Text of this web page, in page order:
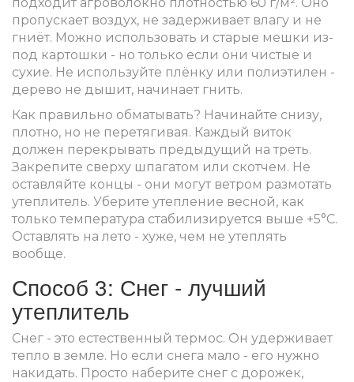
пропускает воздух, не задерживает влагу и не
гниёт. Можно использовать и старые мешки из-
под картошки - но только если они чистые и
сухие. Не используйте плёнку или полиэтилен -
дерево не дышит, начинает гнить.
Как правильно обматывать? Начинайте снизу,
плотно, но не перетягивая. Каждый виток
должен перекрывать предыдущий на треть.
Закрепите сверху шпагатом или скотчем. Не
оставляйте концы - они могут ветром размотать
утеплитель. Уберите утепление весной, как
только температура стабилизируется выше +5°C.
Оставлять на лето - хуже, чем не утеплять
вообще.
Способ 3: Снег - лучший
утеплитель
Снег - это естественный термос. Он удерживает
тепло в земле. Но если снега мало - его нужно
накидать. Просто наберите снег с дорожек,